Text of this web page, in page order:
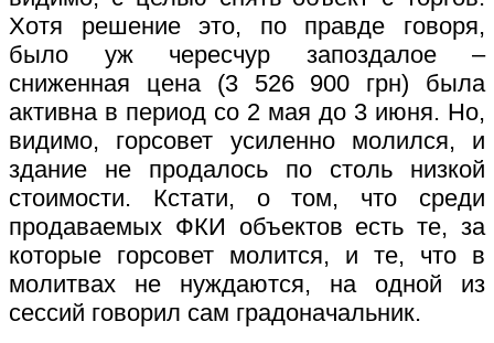
Хотя решение это, по правде говоря,
было уж чересчур запоздалое –
сниженная цена (3 526 900 грн) была
активна в период со 2 мая до 3 июня. Но,
видимо, горсовет усиленно молился, и
здание не продалось по столь низкой
стоимости. Кстати, о том, что среди
продаваемых ФКИ объектов есть те, за
которые горсовет молится, и те, что в
молитвах не нуждаются, на одной из
сессий говорил сам градоначальник.